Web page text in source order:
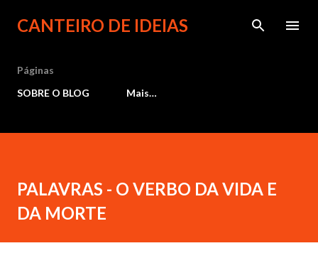
Pular para o conteúdo principal
CANTEIRO DE IDEIAS
Páginas
SOBRE O BLOG
Mais…
PALAVRAS - O VERBO DA VIDA E
DA MORTE